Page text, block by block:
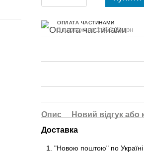
ОПЛАТА ЧАСТИНАМИ
3 платежі по 1 856.25 грн
Опис Новий відгук або
Доставка
"Новою поштою" по Україні